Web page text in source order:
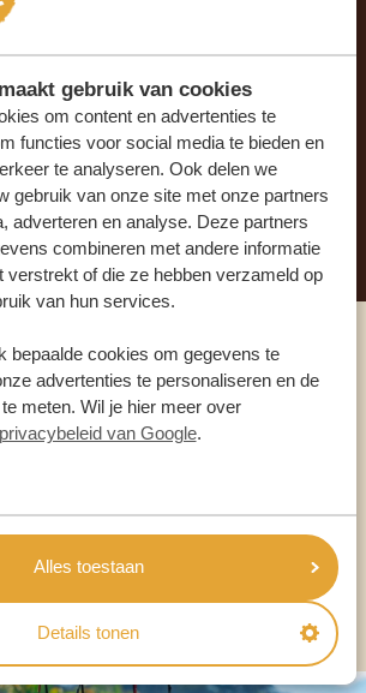
gebruik van cookies
om content en advertenties te
functies voor social media te bieden en
te analyseren. Ook delen we
gebruik van onze site met onze partners
adverteren en analyse. Deze partners
combineren met andere informatie
verstrekt of die ze hebben verzameld op
van hun services.
bepaalde cookies om gegevens te
advertenties te personaliseren en de
meten. Wil je hier meer over
privacybeleid van Google.
Alles toestaan
Details tonen
op maat laten
VRIJBLIJVENDE OFFERTE
JOUW DROOMREIS SAMEN
met een expert
STAAN VOOR JE KLAAR
ANDERE LANDEN